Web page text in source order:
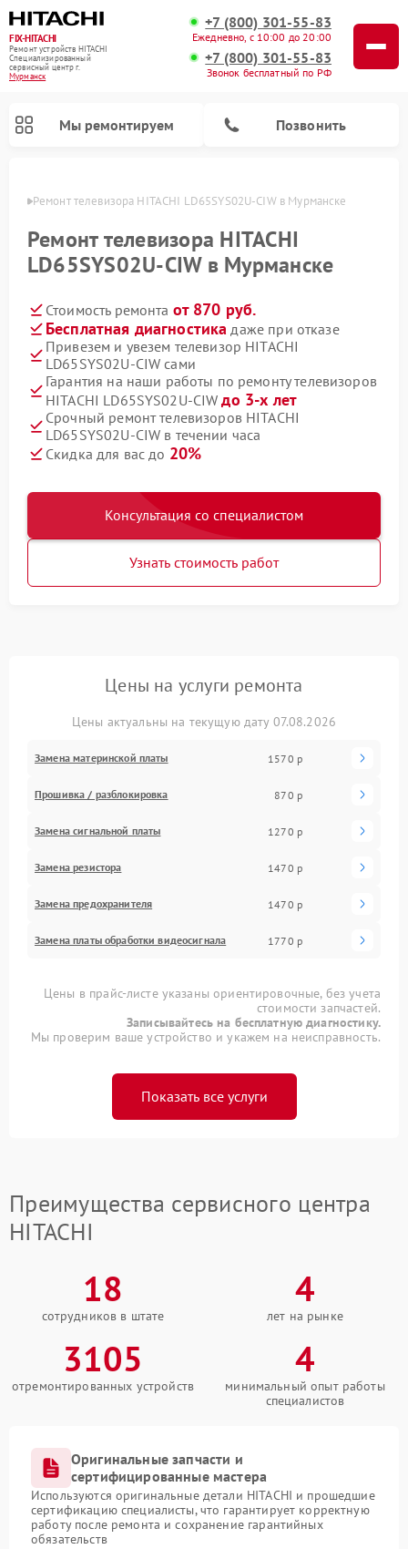
FIX-HITACHI
Ремонт устройств HITACHI
Специализированный
cервисный центр г.
Мурманск
+7 (800) 301-55-83
Ежедневно, с 10:00 до 20:00
+7 (800) 301-55-83
Звонок бесплатный по РФ
Мы ремонтируем Позвонить
Ремонт телевизора HITACHI LD65SYS02U-CIW в Мурманске
Ремонт телевизора HITACHI
LD65SYS02U-CIW в Мурманске
Стоимость ремонта от 870 руб.
Бесплатная диагностика даже при отказе
Привезем и увезем телевизор HITACHI
LD65SYS02U-CIW сами
Гарантия на наши работы по ремонту телевизоров
HITACHI LD65SYS02U-CIWдо 3-х лет
Срочный ремонт телевизоров HITACHI
LD65SYS02U-CIW в течении часа
Скидка для вас до 20%
Консультация со специалистом
Узнать стоимость работ
Цены на услуги ремонта
Цены актуальны на текущую дату 07.08.2026
Замена материнской платы 1570 р
Прошивка / разблокировка 870 р
Замена сигнальной платы 1270 р
Замена резистора 1470 р
Замена предохранителя 1470 р
Замена платы обработки видеосигнала 1770 р
Цены в прайс-листе указаны ориентировочные, без учета
стоимости запчастей.
Записывайтесь на бесплатную диагностику.
Мы проверим ваше устройство и укажем на неисправность.
Показать все услуги
Преимущества сервисного центра
HITACHI
18
сотрудников в штате
4
лет на рынке
3105
отремонтированных устройств
4
минимальный опыт работы
специалистов
Оригинальные запчасти и
сертифицированные мастера
Используются оригинальные детали HITACHI и прошедшие
сертификацию специалисты, что гарантирует корректную
работу после ремонта и сохранение гарантийных
обязательств